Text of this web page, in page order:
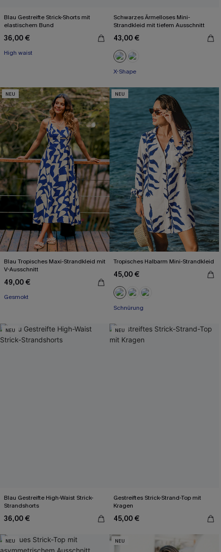
Blau Gestreifte Strick-Shorts mit
elastischem Bund
36,00 €
High waist
Schwarzes Ärmelloses Mini-
Strandkleid mit tiefem Ausschnitt
43,00 €
X-Shape
NEU
Blau Tropisches Maxi-Strandkleid mit
V-Ausschnitt
49,00 €
Gesmokt
NEU
Tropisches Halbarm Mini-Strandkleid
45,00 €
Schnürung
NEU
Blau Gestreifte High-Waist Strick-
Strandshorts
36,00 €
NEU
Gestreiftes Strick-Strand-Top mit
Kragen
45,00 €
NEU NEU